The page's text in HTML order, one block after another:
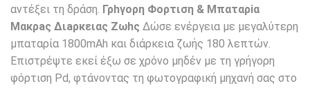
αντέξει τη δράση. Γρhγορη Φoρτιση & Μπαταρiα
Μακρaς Διaρκειας Ζωhς Δώσε ενέργεια με μεγαλύτερη
μπαταρία 1800mAh και διάρκεια ζωής 180 λεπτών.
Επιστρέψτε εκεί έξω σε χρόνο μηδέν με τη γρήγορη
φόρτιση Pd, φτάνοντας τη φωτογραφική μηχανή σας στο